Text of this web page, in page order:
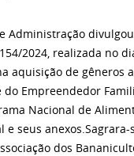
Administração
2024, realizada no
aquisição de gêneros
Empreendedor
Nacional de
e seus
dos